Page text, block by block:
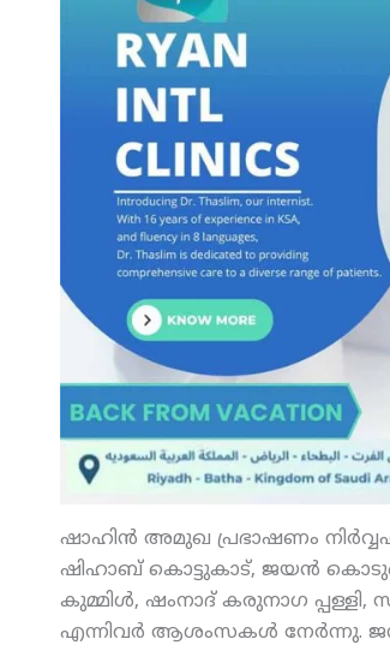
ഷാഹിന്‍ അമുഖ പ്രഭാഷണം
ഷിഹാബ് കൊട്ടുകാട്, ജയന്‍
കുമ്മിള്‍, ഷംനാദ് കരുനാഗ
എന്നിവര്‍ ആശംസകള്‍ നേര്‍ന്നു.